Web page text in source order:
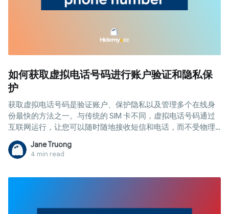
如何获取虚拟电话号码进行账户验证和隐私保
护
获取虚拟电话号码是验证账户、保护隐私以及管理多个在线身
份最快的方法之一。与传统的 SIM 卡不同，虚拟电话号码通过
互联网运行，让您可以随时随地接收短信和电话，而不受物理
设备的限制。 但问题在于：虽然获取虚拟号码并不难，但并非
所有号码都真正有效——特别是对于 Facebook、Telegram 或
Google 等平台。许多免费号码已被使用、被封锁，或者干脆无
Jane Truong
4 min read